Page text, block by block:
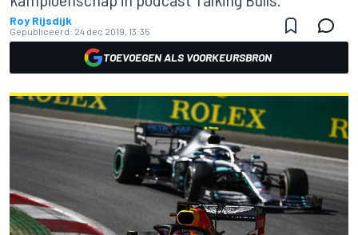
Roy Rijsdijk
Gepubliceerd: 24 dec 2019, 13:35
TOEVOEGEN ALS VOORKEURSBRON